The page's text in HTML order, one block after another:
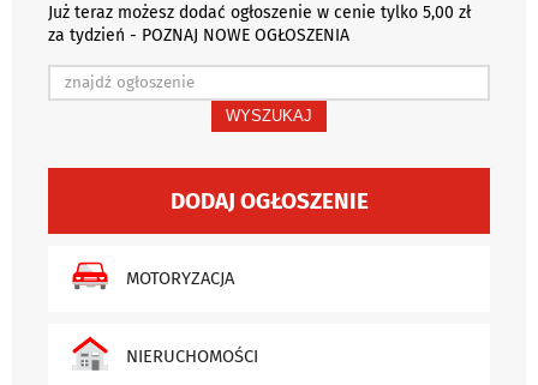
Już teraz możesz dodać ogłoszenie w cenie tylko 5,00 zł
za tydzień - POZNAJ NOWE OGŁOSZENIA
WYSZUKAJ
DODAJ OGŁOSZENIE
MOTORYZACJA
NIERUCHOMOŚCI